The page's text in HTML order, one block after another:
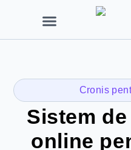
Cronis
Sistem
online